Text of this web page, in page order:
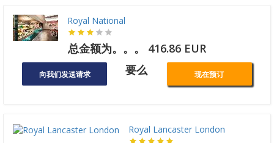
Royal National
总金额为。。。 416.86 EUR
向我们发送请求 要么 现在预订
Royal Lancaster London